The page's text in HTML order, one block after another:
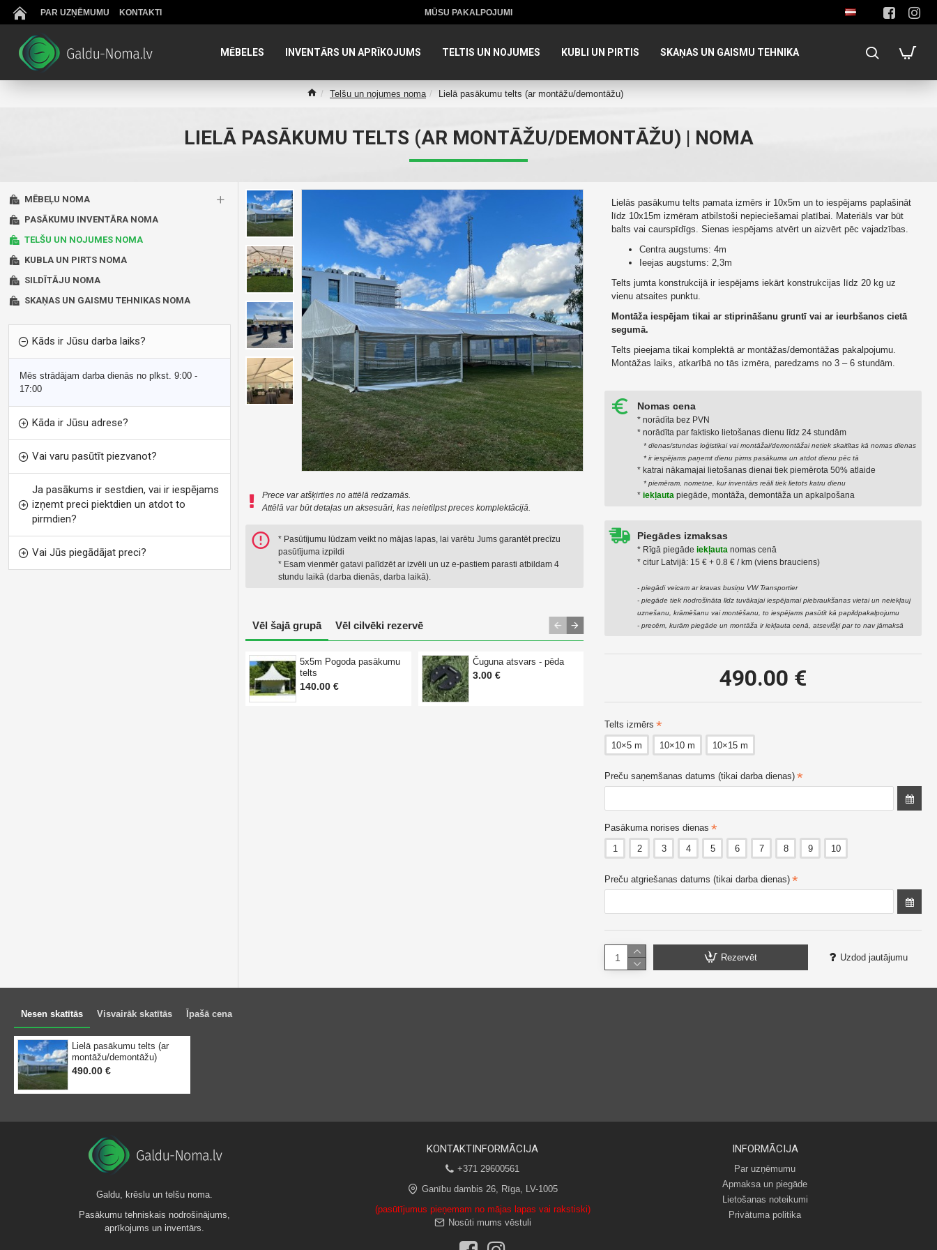
PAR UZŅĒMUMU KONTAKTI MŪSU PAKALPOJUMI
MĒBELES INVENTĀRS UN APRĪKOJUMS TELTIS UN NOJUMES KUBLI UN PIRTIS SKAŅAS UN GAISMU TEHNIKA
Telšu un nojumes noma Lielā pasākumu telts (ar montāžu/demontāžu)
LIELĀ PASĀKUMU TELTS (AR MONTĀŽU/DEMONTĀŽU) | NOMA
MĒBEĻU NOMA
PASĀKUMU INVENTĀRA NOMA
TELŠU UN NOJUMES NOMA
KUBLA UN PIRTS NOMA
SILDĪTĀJU NOMA
SKAŅAS UN GAISMU TEHNIKAS NOMA
Kāds ir Jūsu darba laiks?
Mēs strādājam darba dienās no plkst. 9:00 -
17:00
Kāda ir Jūsu adrese?
Vai varu pasūtīt piezvanot?
Ja pasākums ir sestdien, vai ir iespējams
izņemt preci piektdien un atdot to
pirmdien?
Vai Jūs piegādājat preci?
Vēl šajā grupā Vēl cilvēki rezervē
5x5m Pogoda pasākumu
telts
140.00 €
Čuguna atsvars - pēda
3.00 €
Prece var atšķirties no attēlā redzamās.
Attēlā var būt detaļas un aksesuāri, kas neietilpst preces komplektācijā.
* Pasūtījumu lūdzam veikt no mājas lapas, lai varētu Jums garantēt precīzu
pasūtījuma izpildi
* Esam vienmēr gatavi palīdzēt ar izvēli un uz e-pastiem parasti atbildam 4
stundu laikā (darba dienās, darba laikā).
Piegādes izmaksas
* Rīgā piegāde iekļauta nomas cenā
* citur Latvijā: 15 € + 0.8 € / km (viens brauciens)
- piegādi veicam ar kravas busiņu VW Transportier
- piegāde tiek nodrošināta līdz tuvākajai iespējamai piebraukšanas vietai un neiekļauj
uznešanu, krāmēšanu vai montēšanu, to iespējams pasūtīt kā papildpakalpojumu
- precēm, kurām piegāde un montāža ir iekļauta cenā, atsevišķi par to nav jāmaksā
Nomas cena
* norādīta bez PVN
* norādīta par faktiskо lietošanas dienu līdz 24 stundām
* dienas/stundas loģistikai vai montāžai/demontāžai netiek skaitītas kā nomas dienas
* ir iespējams paņemt dienu pirms pasākuma un atdot dienu pēc tā
* katrai nākamajai lietošanas dienai tiek piemērota 50% atlaide
* piemēram, nometne, kur inventārs reāli tiek lietots katru dienu
* iekļauta piegāde, montāža, demontāža un apkalpošana
Lielās pasākumu telts pamata izmērs ir 10x5m un to iespējams paplašināt
līdz 10x15m izmēram atbilstoši nepieciešamai platībai. Materiāls var būt
balts vai caurspīdīgs. Sienas iespējams atvērt un aizvērt pēc vajadzības.
Centra augstums: 4m
Ieejas augstums: 2,3m
Telts jumta konstrukcijā ir iespējams iekārt konstrukcijas līdz 20 kg uz
vienu atsaites punktu.
Montāža iespējam tikai ar stiprināšanu gruntī vai ar ieurbšanos cietā
segumā.
Telts pieejama tikai komplektā ar montāžas/demontāžas pakalpojumu.
Montāžas laiks, atkarībā no tās izmēra, paredzams no 3 – 6 stundām.
490.00 €
Telts izmērs
10×5 m
10×10 m 10×15 m
Preču saņemšanas datums (tikai darba dienas)
Pasākuma norises dienas
1
2 3 4 5 6 7 8 9 10
Preču atgriešanas datums (tikai darba dienas)
Rezervēt Uzdod jautājumu
Nesen skatītās Visvairāk skatītās Īpašā cena
Lielā pasākumu telts (ar
montāžu/demontāžu)
490.00 €
Galdu, krēslu un telšu noma.
Pasākumu tehniskais nodrošinājums,
aprīkojums un inventārs.
KONTAKTINFORMĀCIJA
+371 29600561
Ganību dambis 26, Rīga, LV-1005
(pasūtījumus pieņemam no mājas lapas vai rakstiski)
Nosūti mums vēstuli
INFORMĀCIJA
Par uzņēmumu
Apmaksa un piegāde
Lietošanas noteikumi
Privātuma politika